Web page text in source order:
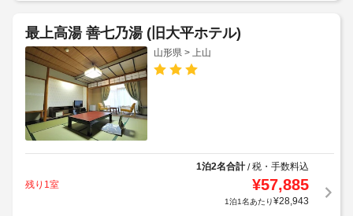
最上高湯 善七乃湯 (旧大平ホテル)
山形県 > 上山
1泊2名合計/税・手数料込
残り1室
¥57,885
1泊1名あたり¥28,943